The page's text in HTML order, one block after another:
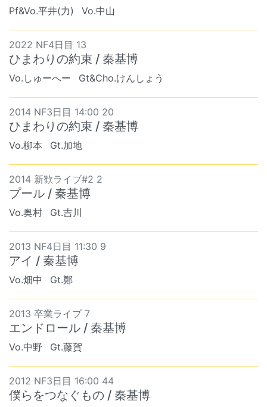
Pf&Vo.平井(力) Vo.中山
2022 NF4日目 13
ひまわりの約束 / 秦基博
Vo.しゅーへー Gt&Cho.けんしょう
2014 NF3日目 14:00 20
ひまわりの約束 / 秦基博
Vo.柳本 Gt.加地
2014 新歓ライブ#2 2
プール / 秦基博
Vo.奥村 Gt.吉川
2013 NF4日目 11:30 9
アイ / 秦基博
Vo.畑中 Gt.鄭
2013 卒業ライブ 7
エンドロール / 秦基博
Vo.中野 Gt.藤賀
2012 NF3日目 16:00 44
僕らをつなぐもの / 秦基博